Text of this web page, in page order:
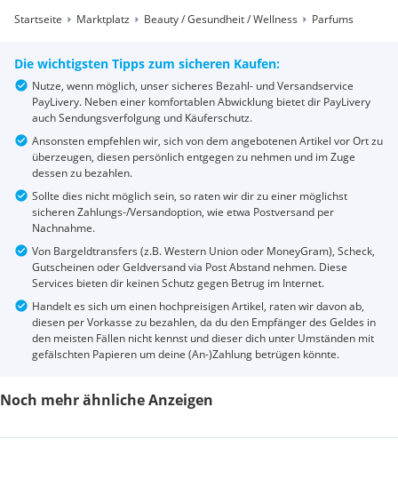
Startseite Marktplatz Beauty / Gesundheit / Wellness Parfums
Die wichtigsten Tipps zum sicheren Kaufen:
Nutze, wenn möglich, unser sicheres Bezahl- und Versandservice
PayLivery. Neben einer komfortablen Abwicklung bietet dir PayLivery
auch Sendungsverfolgung und Käuferschutz.
Ansonsten empfehlen wir, sich von dem angebotenen Artikel vor Ort zu
überzeugen, diesen persönlich entgegen zu nehmen und im Zuge
dessen zu bezahlen.
Sollte dies nicht möglich sein, so raten wir dir zu einer möglichst
sicheren Zahlungs-/Versandoption, wie etwa Postversand per
Nachnahme.
Von Bargeldtransfers (z.B. Western Union oder MoneyGram), Scheck,
Gutscheinen oder Geldversand via Post Abstand nehmen. Diese
Services bieten dir keinen Schutz gegen Betrug im Internet.
Handelt es sich um einen hochpreisigen Artikel, raten wir davon ab,
diesen per Vorkasse zu bezahlen, da du den Empfänger des Geldes in
den meisten Fällen nicht kennst und dieser dich unter Umständen mit
gefälschten Papieren um deine (An-)Zahlung betrügen könnte.
Noch mehr ähnliche Anzeigen